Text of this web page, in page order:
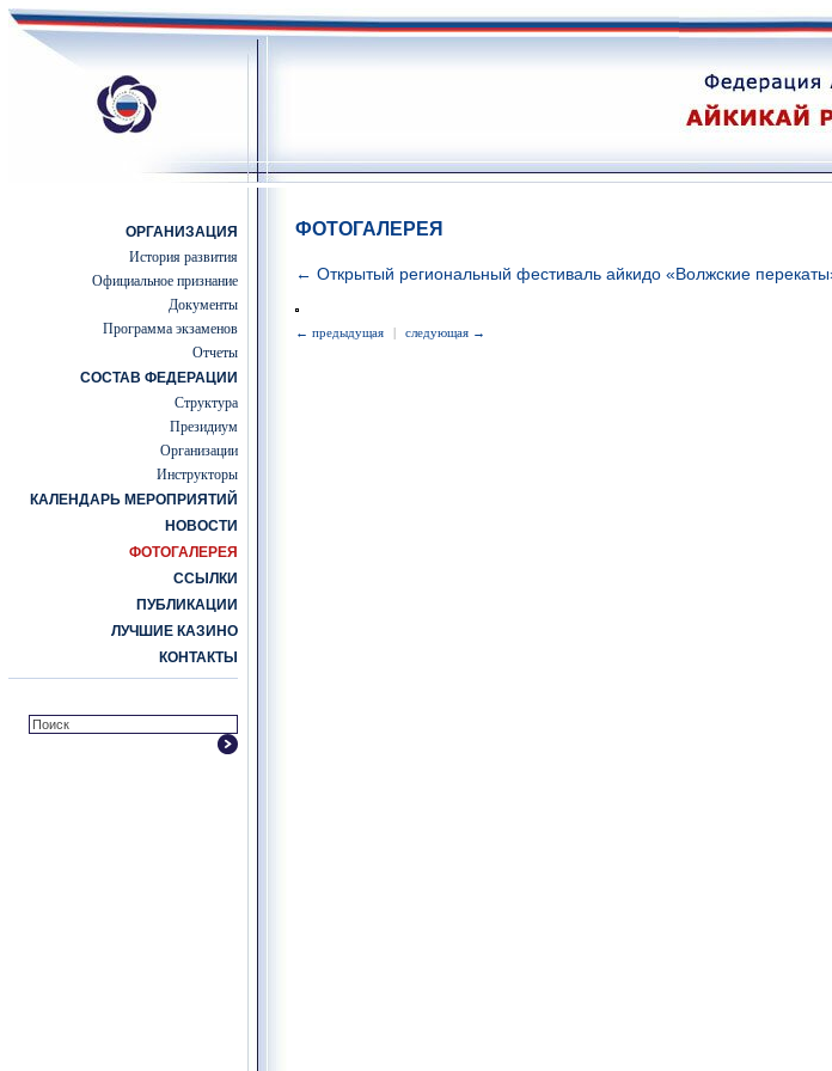
ОРГАНИЗАЦИЯ
История развития
Официальное признание
Документы
Программа экзаменов
Отчеты
СОСТАВ ФЕДЕРАЦИИ
Структура
Президиум
Организации
Инструкторы
КАЛЕНДАРЬ МЕРОПРИЯТИЙ
НОВОСТИ
ФОТОГАЛЕРЕЯ
ССЫЛКИ
ПУБЛИКАЦИИ
ЛУЧШИЕ КАЗИНО
КОНТАКТЫ
ФОТОГАЛЕРЕЯ
← Открытый региональный фестиваль айкидо «Волжские
← предыдущая | следующая →